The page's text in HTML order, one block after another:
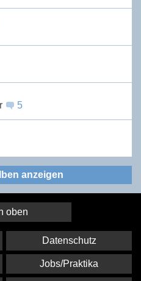
5
anzeigen
oben
Datenschutz
Jobs/Praktika